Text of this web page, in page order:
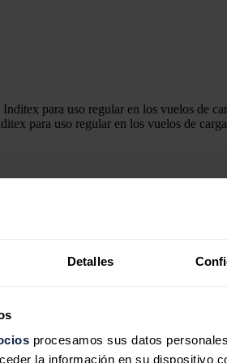
Detalles
procesamos sus datos
la información en su dispositivo
para uso regular en los vuelos de carga
de noviembre un 5% de
hito en el sector aéreo", informaron las
sus compromisos para alcanzar sus
, que exige el uso de un 2% de
tener un compromiso con nuestro país"